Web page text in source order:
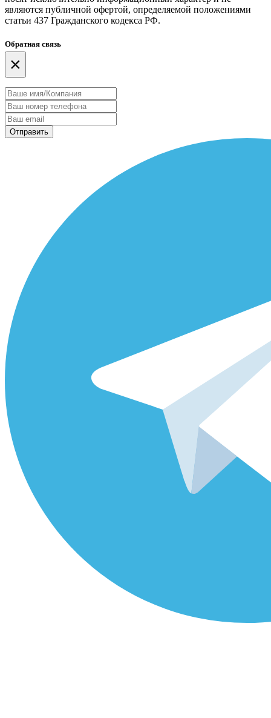
являются публичной офертой, определяемой положениями
статьи 437 Гражданского кодекса РФ.
Обратная связь
×
Отправить